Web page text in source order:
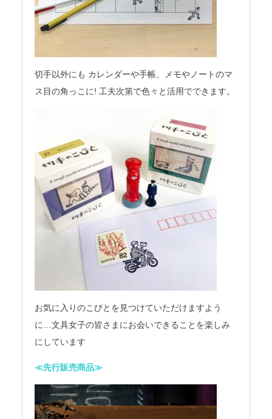
切手以外にも カレンダーや手帳、メモやノートのマ
ス目の角っこに! 工夫次第で色々と活用でできます。
お気に入りのこびとを見つけていただけますよう
に…文具女子の皆さまにお会いできることを楽しみ
にしています
≪先行販売商品≫